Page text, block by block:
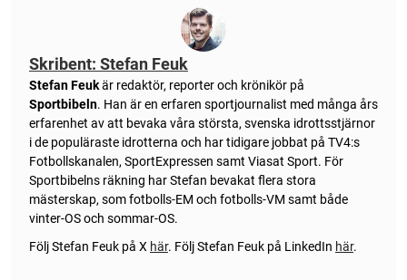
Skribent: Stefan Feuk
Stefan Feukär redaktör, reporter och krönikör på
Sportbibeln. Han är en erfaren sportjournalist med många års
erfarenhet av att bevaka våra största, svenska idrottsstjärnor
i de populäraste idrotterna och har tidigare jobbat på TV4:s
Fotbollskanalen, SportExpressen samt Viasat Sport. För
Sportbibelns räkning har Stefan bevakat flera stora
mästerskap, som fotbolls-EM och fotbolls-VM samt både
vinter-OS och sommar-OS.
Följ Stefan Feuk på X här. Följ Stefan Feuk på LinkedIn här.